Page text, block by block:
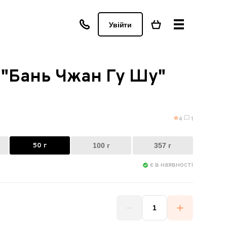
Увійти
Чжан Гу Шу"
4 1
50 г 100 г 357 г
є в наявності